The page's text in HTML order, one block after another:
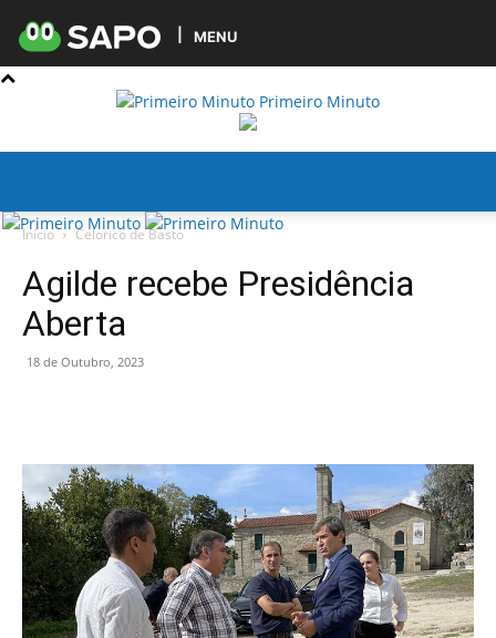
MENU
Primeiro Minuto
Início Celorico de Basto
Agilde recebe Presidência
Aberta
18 de Outubro, 2023